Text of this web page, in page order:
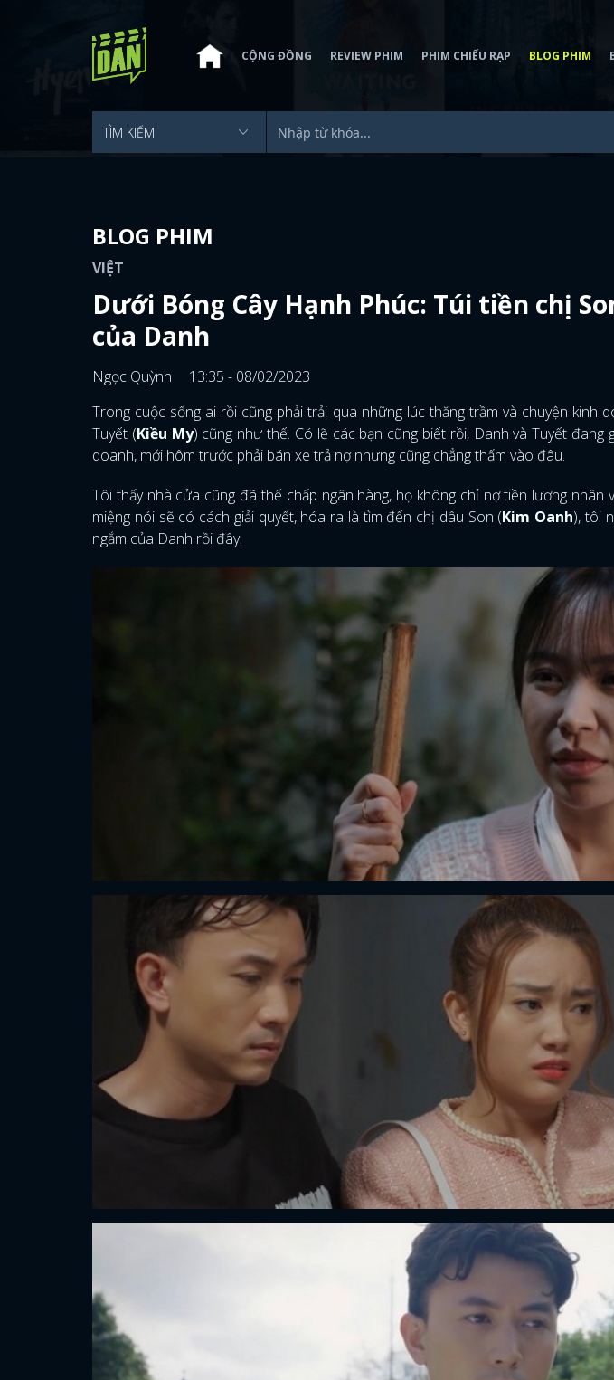
CỘNG ĐỒNG REVIEW PHIM PHIM CHIẾU RẠP BLOG PHIM
BLOG PHIM
VIỆT
Dưới Bóng Cây Hạnh Phúc: Túi tiền chị
của Danh
Ngọc Quỳnh
13:35 - 08/02/2023
Trong cuộc sống ai rồi cũng phải trải qua những lúc thăng trầm và chuyện kinh
Tuyết (Kiều My) cũng như thế. Có lẽ các bạn cũng biết rồi, Danh và Tuyết đang
doanh, mới hôm trước phải bán xe trả nợ nhưng cũng chẳng thấm vào đâu.
Tôi thấy nhà cửa cũng đã thế chấp ngân hàng, họ không chỉ nợ tiền lương
miệng nói sẽ có cách giải quyết, hóa ra là tìm đến chị dâu Son (Kim Oanh), tôi
ngắm của Danh rồi đây.